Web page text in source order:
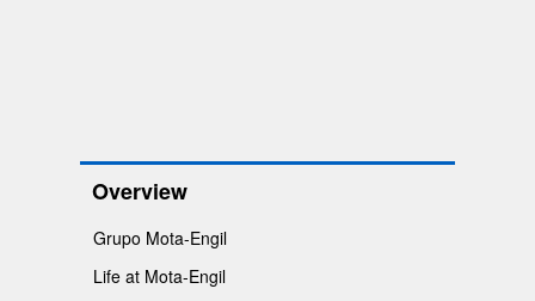
Overview
Grupo Mota-Engil
Life at Mota-Engil